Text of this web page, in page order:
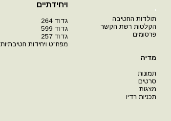
י
תולדות החטיבה
הקלטות רשת הקשר
פרסומים
מדיה
תמונות
סרטים
מצגות
תכניות רדיו
ויחידתיים
גדוד 264
גדוד 599
גדוד 257
מפח"ט ויחידות חטיבתיות